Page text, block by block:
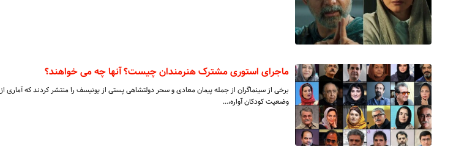
ماجرای استوری مشترک هنرمندان چیست؟ آنها چه می خواهند؟
برخی از سینماگران از جمله پیمان معادی و سحر دولتشاهی پستی از یونیسف را منتشر کردند که آماری از
وضعیت کودکان آواره،…